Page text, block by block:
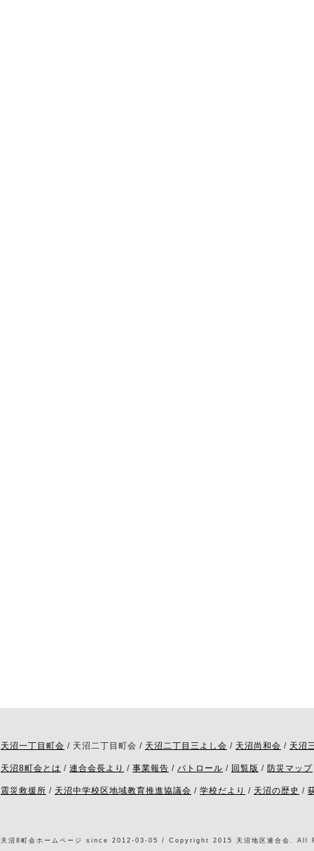
天沼一丁目町会 / 天沼二丁目町会 / 天沼二丁目三よし会 / 天沼尚和会 / 天沼
天沼8町会とは / 連合会長より / 事業報告 / パトロール / 回覧版 / 防災マップ
震災救援所 / 天沼中学校区地域教育推進協議会 / 学校だより / 天沼の歴史 /
天沼8町会ホームページ since 2012-03-05 / Copyright 2015 天沼地区連合会.